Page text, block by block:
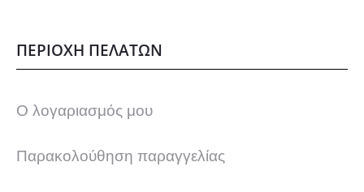
ΠΕΡΙΟΧΗ ΠΕΛΑΤΩΝ
Ο λογαριασμός μου
Παρακολούθηση παραγγελίας